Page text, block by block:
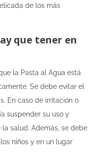
de los más
que tener en
la Pasta al Agua está
Se debe evitar el
En caso de irritación o
suspender su uso y
salud. Además, se debe
niños y en un lugar